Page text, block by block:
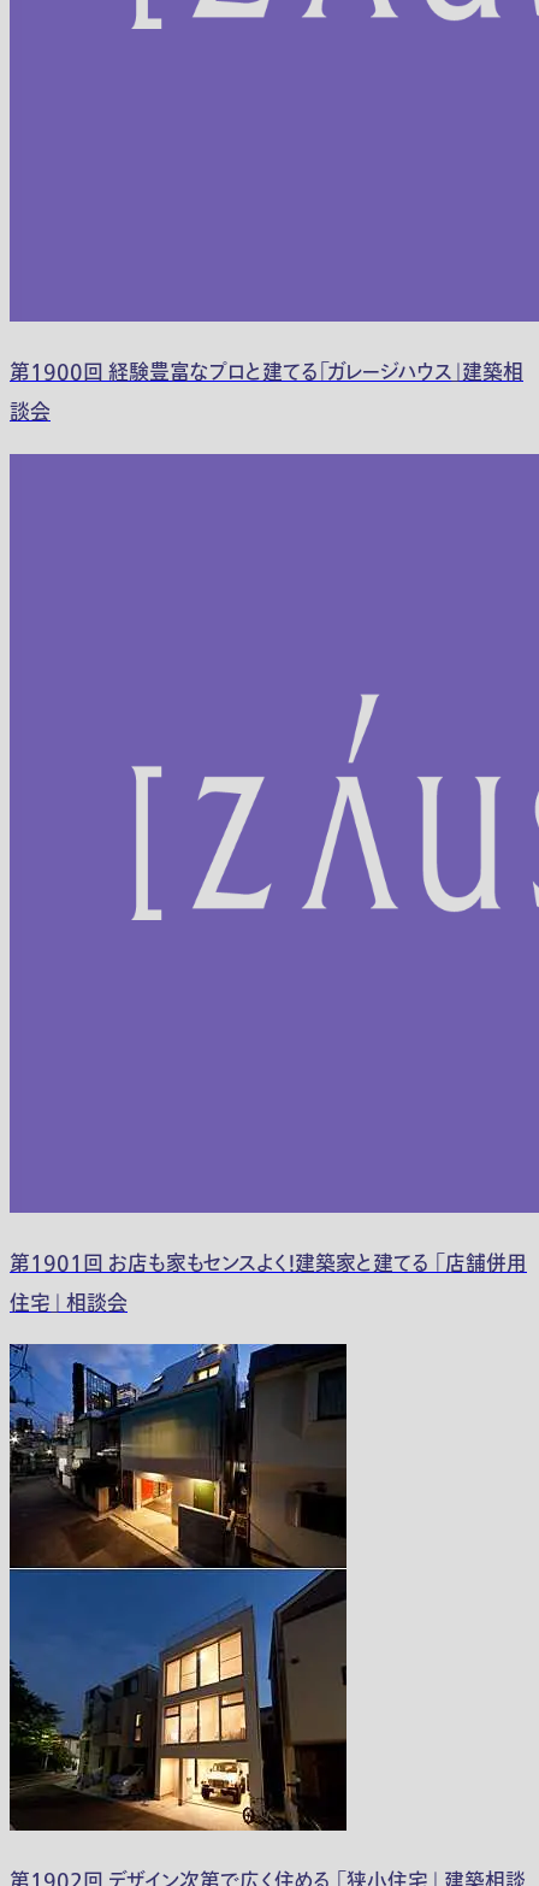
第1900回 経験豊富なプロと建てる「ガレージハウス」建築相
談会
第1901回 お店も家もセンスよく！建築家と建てる 「店舗併用
住宅」 相談会